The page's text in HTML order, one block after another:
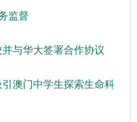
监督
与华大签署合作协议
澳门中学生探索生命科